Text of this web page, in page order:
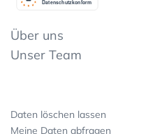
Datenschutzkonform
Über uns
Unser Team
Daten löschen lassen
Meine Daten abfragen